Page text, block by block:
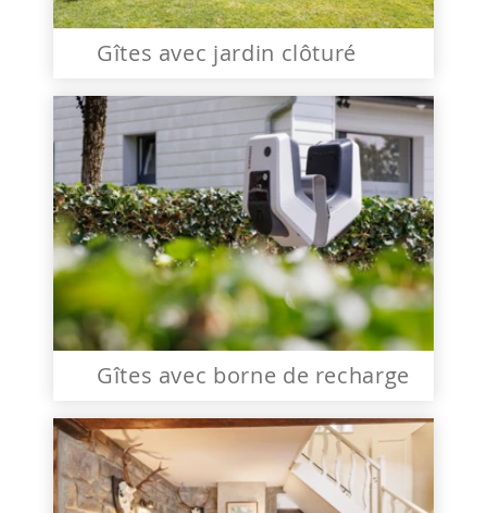
Gîtes avec jardin clôturé
Gîtes avec borne de recharge